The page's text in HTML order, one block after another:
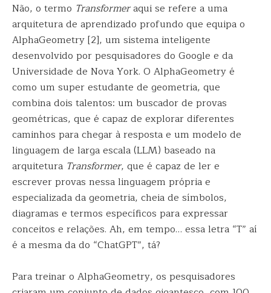
Não, o termo Transformeraqui se refere a uma
arquitetura de aprendizado profundo que equipa o
AlphaGeometry [2], um sistema inteligente
desenvolvido por pesquisadores do Google e da
Universidade de Nova York. O AlphaGeometry é
como um super estudante de geometria, que
combina dois talentos: um buscador de provas
geométricas, que é capaz de explorar diferentes
caminhos para chegar à resposta e um modelo de
linguagem de larga escala (LLM) baseado na
arquitetura Transformer, que é capaz de ler e
escrever provas nessa linguagem própria e
especializada da geometria, cheia de símbolos,
diagramas e termos específicos para expressar
conceitos e relações. Ah, em tempo… essa letra “T” aí
é a mesma da do “ChatGPT”, tá?
Para treinar o AlphaGeometry, os pesquisadores